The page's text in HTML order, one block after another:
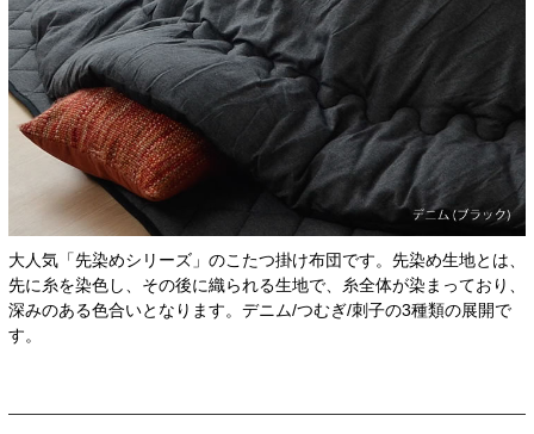
大人気「先染めシリーズ」のこたつ掛け布団です。先染め生地とは、
先に糸を染色し、その後に織られる生地で、糸全体が染まっており、
深みのある色合いとなります。デニム/つむぎ/刺子の3種類の展開で
す。